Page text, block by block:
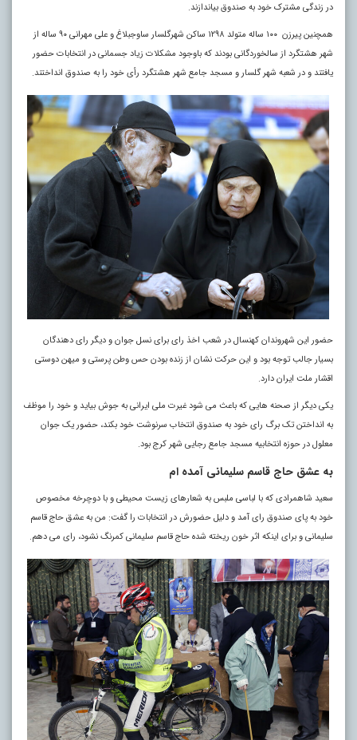
در زندگی مشترک خود به صندوق بیاندازند.
همچنین پیرزن ۱۰۰ ساله متولد ۱۲۹۸ ساکن شهرگلسار ساوجبلاغ و علی مهرانی ۹۰ ساله از
شهر هشتگرد از سالخوردگانی بودند که باوجود مشکلات زیاد جسمانی در انتخابات حضور
یافتند و در شعبه شهر گلسار و مسجد جامع شهر هشتگرد رأی خود را به صندوق انداختند.
حضور این شهروندان کهنسال در شعب اخذ رای برای نسل جوان و دیگر رای دهندگان
بسیار جالب توجه بود و این حرکت نشان از زنده بودن حس وطن پرستی و میهن دوستی
اقشار ملت ایران دارد.
یکی دیگر از صحنه هایی که باعث می شود غیرت ملی ایرانی به جوش بیاید و خود را موظف
به انداختن تک برگ رای خود به صندوق انتخاب سرنوشت خود بکند، حضور یک جوان
معلول در حوزه انتخابیه مسجد جامع رجایی شهر کرج بود.
به عشق حاج قاسم سلیمانی آمده ام
سعید شاهمرادی که با لباسی ملبس به شعارهای زیست محیطی و با دوچرخه مخصوص
خود به پای صندوق رای آمد و دلیل حضورش در انتخابات را گفت: من به عشق حاج قاسم
سلیمانی و برای اینکه اثر خون ریخته شده حاج قاسم سلیمانی کمرنگ نشود، رای می دهم.